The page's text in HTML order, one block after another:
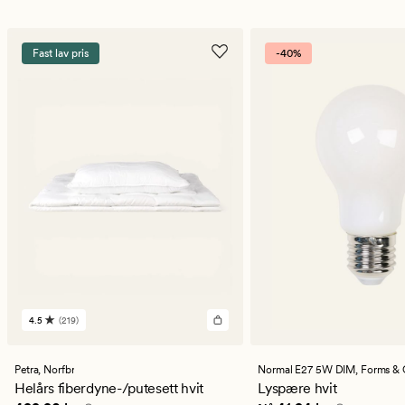
Fast lav pris
219
en
gjennomsnittlig
vurdering
4.5 (219)
Petra, Norfbr
Helårs fiberdyne-/putesett hvit
-40%
Normal E27 5W DIM, Forms &
Lyspære hvit